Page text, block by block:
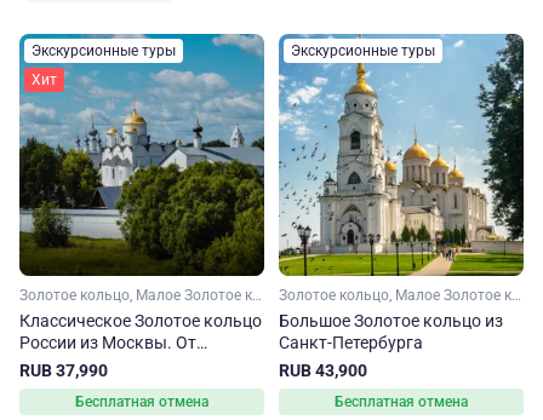
Экскурсионные туры
Хит
Золотое кольцо, Малое Золотое кольцо, Ярославская область, Ивановская область, Костромская область, Владимирская область, Московская область
Классическое Золотое кольцо
России из Москвы. От
Сергиева Посада до
Владимира
RUB 37,990
Бесплатная отмена
Экскурсионные туры
Золотое кольцо, Малое Золотое кольцо, Владимирская область, Ярославская область, Московская область, Костромская область, Тверская область, Ивановская область
Большое Золотое кольцо из
Санкт-Петербурга
RUB 43,900
Бесплатная отмена